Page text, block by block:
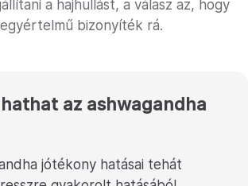
a hajhullást, a válasz az, hogy
bizonyíték rá.
az ashwagandha
jótékony hatásai tehát